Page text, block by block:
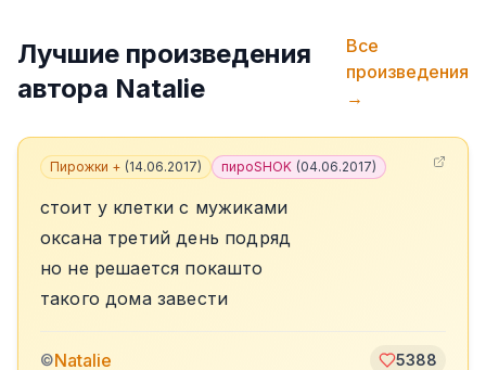
Лучшие произведения
автора Natalie
Все
произведения
→
Пирожки + (14.06.2017) пироSHOK (04.06.2017)
стоит у клетки с мужиками
оксана третий день подряд
но не решается покашто
такого дома завести
©Natalie 5388